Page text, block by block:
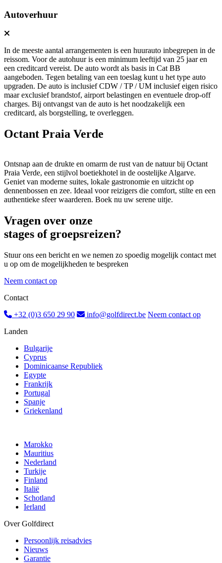
Autoverhuur
In de meeste aantal arrangementen is een huurauto inbegrepen in de
reissom. Voor de autohuur is een minimum leeftijd van 25 jaar en
een creditcard vereist. De auto wordt als basis in Cat BB
aangeboden. Tegen betaling van een toeslag kunt u het type auto
upgraden. De auto is inclusief CDW / TP / UM inclusief eigen risico
maar exclusief brandstof, airport belastingen en eventuele drop-off
charges. Bij ontvangst van de auto is het noodzakelijk een
creditcard, als borgstelling, te overleggen.
Octant Praia Verde
Ontsnap aan de drukte en omarm de rust van de natuur bij Octant
Praia Verde, een stijlvol boetiekhotel in de oostelijke Algarve.
Geniet van moderne suites, lokale gastronomie en uitzicht op
dennenbossen en zee. Ideaal voor reizigers die comfort, stilte en een
authentieke sfeer waarderen. Boek nu uw serene uitje.
Vragen over onze
stages of groepsreizen?
Stuur ons een bericht en we nemen zo spoedig mogelijk contact met
u op om de mogelijkheden te bespreken
Neem contact op
Contact
+32 (0)3 650 29 90
info@golfdirect.be Neem contact op
Landen
Bulgarije
Cyprus
Dominicaanse Republiek
Egypte
Frankrijk
Portugal
Spanje
Griekenland
Marokko
Mauritius
Nederland
Turkije
Finland
Italië
Schotland
Ierland
Over Golfdirect
Persoonlijk reisadvies
Nieuws
Garantie